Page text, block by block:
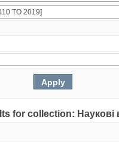
for collection: